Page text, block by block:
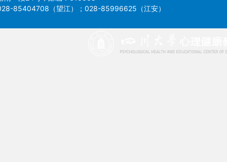
85404708（望江）；028-85996625（江安）